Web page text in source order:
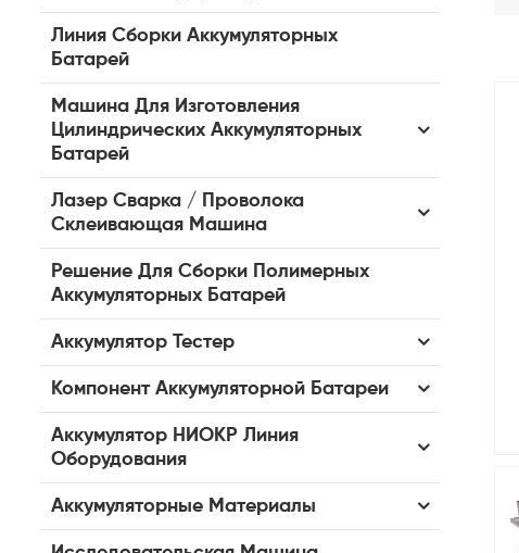
Линия Сборки Аккумуляторных
Батарей
Машина Для Изготовления
Цилиндрических Аккумуляторных
Батарей
Лазер Сварка / Проволока
Склеивающая Машина
Решение Для Сборки Полимерных
Аккумуляторных Батарей
Аккумулятор Тестер
Компонент Аккумуляторной Батареи
Аккумулятор НИОКР Линия
Оборудования
Аккумуляторные Материалы